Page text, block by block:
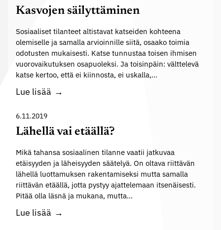
s
t
a
p
ä
ä
o
a
a
r
v
i
u
k
o
v
u
r
v
a
i
k
u
t
u
s
Kasvojen säilyttäminen
Sosiaaliset tilanteet altistavat katseiden kohteena
olemiselle ja samalla arvioinnille siitä, osaako toimia
odotusten mukaisesti. Katse tunnustaa toisen ihmisen
vuorovaikutuksen osapuoleksi. Ja toisinpäin: välttelevä
katse kertoo, että ei kiinnosta, ei uskalla,…
Lue lisää K
v
j
e
n
s
i
Lähellä vai etäällä?
6.11.2019
Mikä tahansa sosiaalinen tilanne vaatii jatkuvaa
etäisyyden ja läheisyyden säätelyä. On oltava riittävän
lähellä luottamuksen rakentamiseksi mutta samalla
riittävän etäällä, jotta pystyy ajattelemaan itsenäisesti.
Pitää olla läsnä ja mukana, mutta…
Lue lisää